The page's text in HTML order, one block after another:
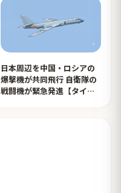
日本周辺を中国・ロシアの
爆撃機が共同飛行 自衛隊の
戦闘機が緊急発進【タイ人